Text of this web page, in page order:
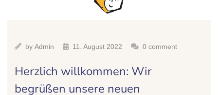
by Admin 11. August 2022 0 comment
Herzlich willkommen: Wir
begrüßen unsere neuen